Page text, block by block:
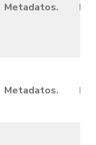
Metadatos.
Metadatos.